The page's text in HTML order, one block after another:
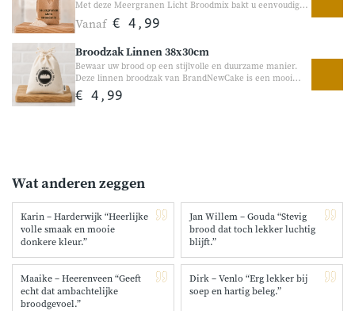
Met deze Meergranen Licht Broodmix bakt u eenvoudig
een luchtig en smaakvol meergranenbrood met
verschillende granen. De mix bevat geen geraffineerde
ambachtelijk broodresultaat. Geschikt voor zowel de
broodbakmachine als handmatig bakken.
Vanaf € 4,99
Broodzak Linnen 38x30cm
Bewaar uw brood op een stijlvolle en duurzame manier.
Deze linnen broodzak van BrandNewCake is een mooi
alternatief voor plastic broodzakken. De broodzak helpt
brood op een natuurlijke manier te bewaren en geeft
€ 4,99
Wat anderen zeggen
Karin – Harderwijk “Heerlijke
volle smaak en mooie
donkere kleur.”
Jan Willem – Gouda “Stevig
brood dat toch lekker luchtig
blijft.”
Maaike – Heerenveen “Geeft
echt dat ambachtelijke
broodgevoel.”
Dirk – Venlo “Erg lekker bij
soep en hartig beleg.”